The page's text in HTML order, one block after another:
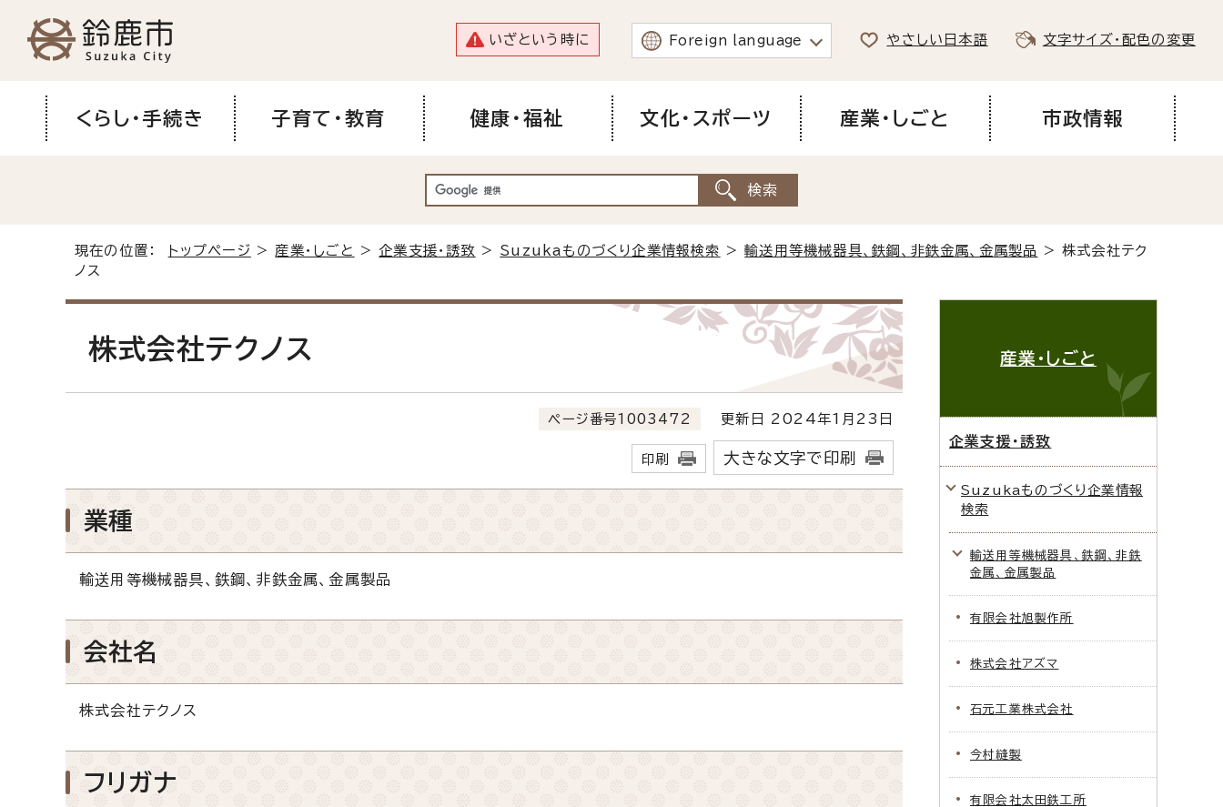
いざという時に Foreign language やさしい日本語 文字サイズ・配色の変更
くらし・手続き 子育て・教育 健康・福祉 文化・スポーツ 産業・しごと 市政情報
現在の位置： トップページ > 産業・しごと >企業支援・誘致 > Suzukaものづくり企業情報検索 >輸送用等機械器具、鉄鋼、非鉄金属、金属製品
> 株式会社テク
ノス
株式会社テクノス
ページ番号1003472 更新日 2024年1月23日
印刷 大きな文字で印刷
業種
輸送用等機械器具、鉄鋼、非鉄金属、金属製品
会社名
株式会社テクノス
フリガナ
産業・しごと
企業支援・誘致
Suzukaものづくり企業情報
検索
輸送用等機械器具、鉄鋼、非鉄
金属、金属製品
有限会社旭製作所
株式会社アズマ
石元工業株式会社
今村縫製
有限会社太田鉄工所